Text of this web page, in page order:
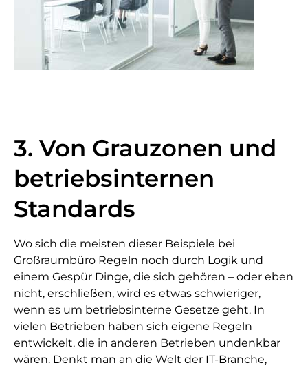
3. Von Grauzonen und
betriebsinternen
Standards
Wo sich die meisten dieser Beispiele bei
Großraumbüro Regeln noch durch Logik und
einem Gespür Dinge, die sich gehören – oder eben
nicht, erschließen, wird es etwas schwieriger,
wenn es um betriebsinterne Gesetze geht. In
vielen Betrieben haben sich eigene Regeln
entwickelt, die in anderen Betrieben undenkbar
wären. Denkt man an die Welt der IT-Branche,